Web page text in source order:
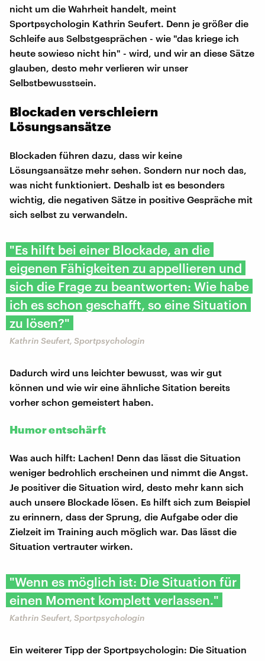
nicht um die Wahrheit handelt, meint
Sportpsychologin Kathrin Seufert. Denn je größer die
Schleife aus Selbstgesprächen - wie "das kriege ich
heute sowieso nicht hin" - wird, und wir an diese Sätze
glauben, desto mehr verlieren wir unser
Selbstbewusstsein.
Blockaden verschleiern
Lösungsansätze
Blockaden führen dazu, dass wir keine
Lösungsansätze mehr sehen. Sondern nur noch das,
was nicht funktioniert. Deshalb ist es besonders
wichtig, die negativen Sätze in positive Gespräche mit
sich selbst zu verwandeln.
"Es hilft bei einer Blockade, an die
eigenen Fähigkeiten zu appellieren und
sich die Frage zu beantworten: Wie habe
ich es schon geschafft, so eine Situation
zu lösen?"
Kathrin Seufert, Sportpsychologin
Dadurch wird uns leichter bewusst, was wir gut
können und wie wir eine ähnliche Sitation bereits
vorher schon gemeistert haben.
Humor entschärft
Was auch hilft: Lachen! Denn das lässt die Situation
weniger bedrohlich erscheinen und nimmt die Angst.
Je positiver die Situation wird, desto mehr kann sich
auch unsere Blockade lösen. Es hilft sich zum Beispiel
zu erinnern, dass der Sprung, die Aufgabe oder die
Zielzeit im Training auch möglich war. Das lässt die
Situation vertrauter wirken.
"Wenn es möglich ist: Die Situation für
einen Moment komplett verlassen."
Kathrin Seufert, Sportpsychologin
Ein weiterer Tipp der Sportpsychologin: Die Situation